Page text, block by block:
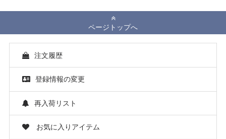
ページトップへ
注文履歴
登録情報の変更
再入荷リスト
お気に入りアイテム